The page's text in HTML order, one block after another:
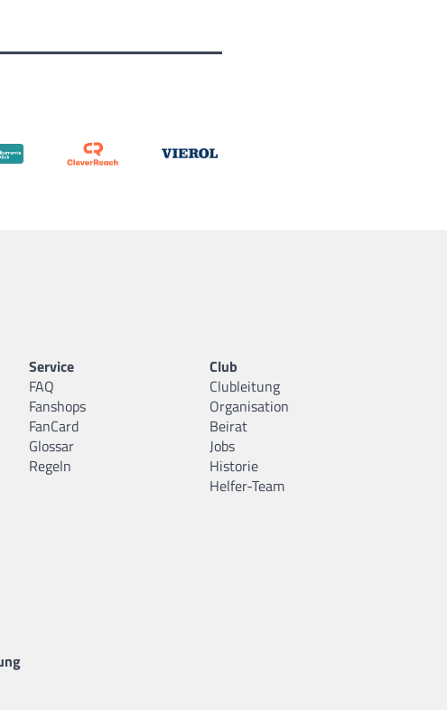
Service
FAQ
Fanshops
FanCard
Glossar
Regeln
Club
Clubleitung
Organisation
Beirat
Jobs
Historie
Helfer-Team